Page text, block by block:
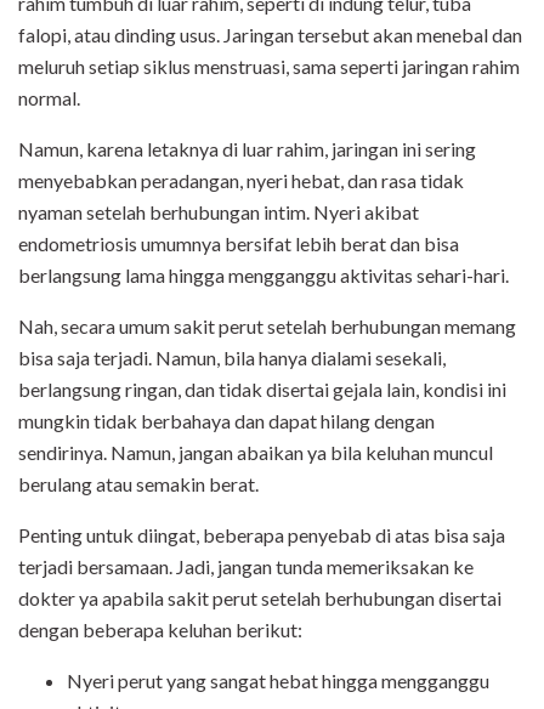
falopi, atau dinding usus. Jaringan tersebut akan menebal dan
meluruh setiap siklus menstruasi, sama seperti jaringan rahim
normal.
Namun, karena letaknya di luar rahim, jaringan ini sering
menyebabkan peradangan, nyeri hebat, dan rasa tidak
nyaman setelah berhubungan intim. Nyeri akibat
endometriosis umumnya bersifat lebih berat dan bisa
berlangsung lama hingga mengganggu aktivitas sehari-hari.
Nah, secara umum sakit perut setelah berhubungan memang
bisa saja terjadi. Namun, bila hanya dialami sesekali,
berlangsung ringan, dan tidak disertai gejala lain, kondisi ini
mungkin tidak berbahaya dan dapat hilang dengan
sendirinya. Namun, jangan abaikan ya bila keluhan muncul
berulang atau semakin berat.
Penting untuk diingat, beberapa penyebab di atas bisa saja
terjadi bersamaan. Jadi, jangan tunda memeriksakan ke
dokter ya apabila sakit perut setelah berhubungan disertai
dengan beberapa keluhan berikut:
Nyeri perut yang sangat hebat hingga mengganggu